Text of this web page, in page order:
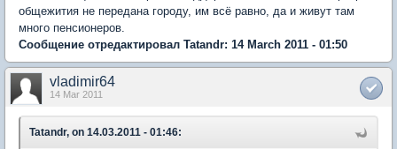
общежития не передана городу, им всё равно, да и живут там
много пенсионеров.
Сообщение отредактировал Tatandr: 14 March 2011 - 01:50
vladimir64
14 Mar 2011
Tatandr, on 14.03.2011 - 01:46: